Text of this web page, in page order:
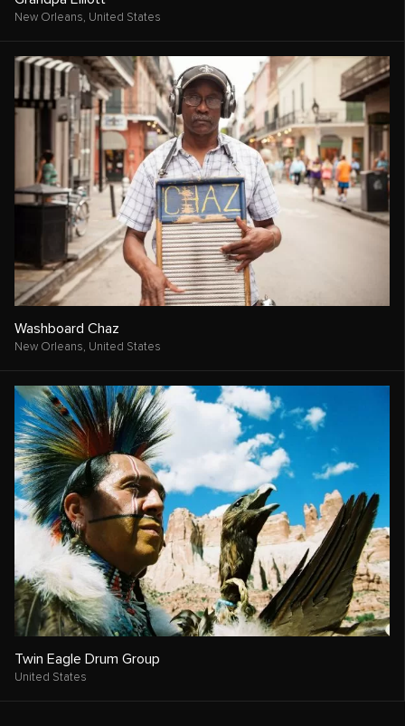
New Orleans, United States
Washboard Chaz
New Orleans, United States
Twin Eagle Drum Group
United States